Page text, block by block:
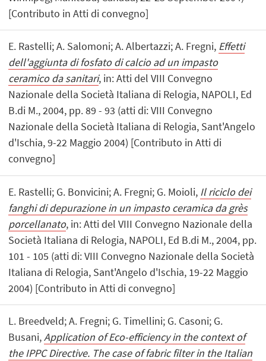
[Contributo in Atti di convegno]
E. Rastelli; A. Salomoni; A. Albertazzi; A. Fregni, Effetti
dell'aggiunta di fosfato di calcio ad un impasto
ceramico da sanitari, in: Atti del VIII Convegno
Nazionale della Società Italiana di Relogia, NAPOLI, Ed
B.di M., 2004, pp. 89 - 93 (atti di: VIII Convegno
Nazionale della Società Italiana di Relogia, Sant'Angelo
d'Ischia, 9-22 Maggio 2004) [Contributo in Atti di
convegno]
E. Rastelli; G. Bonvicini; A. Fregni; G. Moioli, Il riciclo dei
fanghi di depurazione in un impasto ceramica da grès
porcellanato, in: Atti del VIII Convegno Nazionale della
Società Italiana di Relogia, NAPOLI, Ed B.di M., 2004, pp.
101 - 105 (atti di: VIII Convegno Nazionale della Società
Italiana di Relogia, Sant'Angelo d'Ischia, 19-22 Maggio
2004) [Contributo in Atti di convegno]
L. Breedveld; A. Fregni; G. Timellini; G. Casoni; G.
Busani,Application of Eco-efficiency in the context of
the IPPC Directive. The case of fabric filter in the Italian